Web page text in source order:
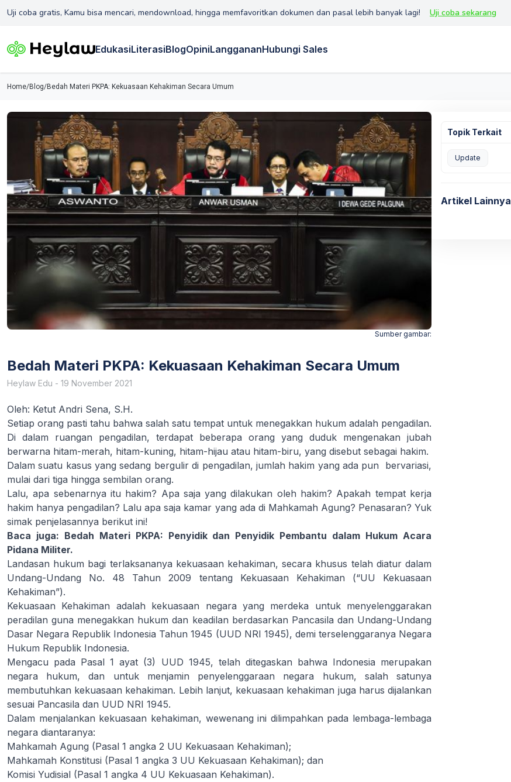
Uji coba gratis, Kamu bisa mencari, mendownload, hingga memfavoritkan dokumen dan pasal lebih banyak lagi! Uji coba sekarang
EdukasiLiterasiBlogOpiniLanggananHubungi Sales
Home/Blog/Bedah Materi PKPA: Kekuasaan Kehakiman Secara Umum
Sumber gambar:
Bedah Materi PKPA: Kekuasaan Kehakiman Secara Umum
Heylaw Edu - 19 November 2021
Oleh: Ketut Andri Sena, S.H.
Setiap orang pasti tahu bahwa salah satu tempat untuk menegakkan hukum adalah pengadilan.
Di dalam ruangan pengadilan, terdapat beberapa orang yang duduk mengenakan jubah
berwarna hitam-merah, hitam-kuning, hitam-hijau atau hitam-biru, yang disebut sebagai hakim.
Dalam suatu kasus yang sedang bergulir di pengadilan, jumlah hakim yang ada pun bervariasi,
mulai dari tiga hingga sembilan orang.
Lalu, apa sebenarnya itu hakim? Apa saja yang dilakukan oleh hakim? Apakah tempat kerja
hakim hanya pengadilan? Lalu apa saja kamar yang ada di Mahkamah Agung? Penasaran? Yuk
simak penjelasannya berikut ini!
Baca juga: Bedah Materi PKPA: Penyidik dan Penyidik Pembantu dalam Hukum Acara
Pidana Militer.
Landasan hukum bagi terlaksananya kekuasaan kehakiman, secara khusus telah diatur dalam
Undang-Undang No. 48 Tahun 2009 tentang Kekuasaan Kehakiman (“UU Kekuasaan
Kehakiman”).
Kekuasaan Kehakiman adalah kekuasaan negara yang merdeka untuk menyelenggarakan
peradilan guna menegakkan hukum dan keadilan berdasarkan Pancasila dan Undang-Undang
Dasar Negara Republik Indonesia Tahun 1945 (UUD NRI 1945), demi terselenggaranya Negara
Hukum Republik Indonesia.
Mengacu pada Pasal 1 ayat (3) UUD 1945, telah ditegaskan bahwa Indonesia merupakan
negara hukum, dan untuk menjamin penyelenggaraan negara hukum, salah satunya
membutuhkan kekuasaan kehakiman. Lebih lanjut, kekuasaan kehakiman juga harus dijalankan
sesuai Pancasila dan UUD NRI 1945.
Dalam menjalankan kekuasaan kehakiman, wewenang ini dilimpahkan pada lembaga-lembaga
negara diantaranya:
Mahkamah Agung (Pasal 1 angka 2 UU Kekuasaan Kehakiman);
Mahkamah Konstitusi (Pasal 1 angka 3 UU Kekuasaan Kehakiman); dan
Komisi Yudisial (Pasal 1 angka 4 UU Kekuasaan Kehakiman).
Topik Terkait
Update
Artikel Lainnya